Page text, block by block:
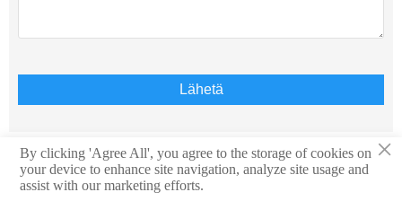
Lähetä
Tekijänoikeus © Teison Energy Technology Co.,Ltd. Kaikki
×
By clicking 'Agree All', you agree to the storage of cookies on
your device to enhance site navigation, analyze site usage and
assist with our marketing efforts.